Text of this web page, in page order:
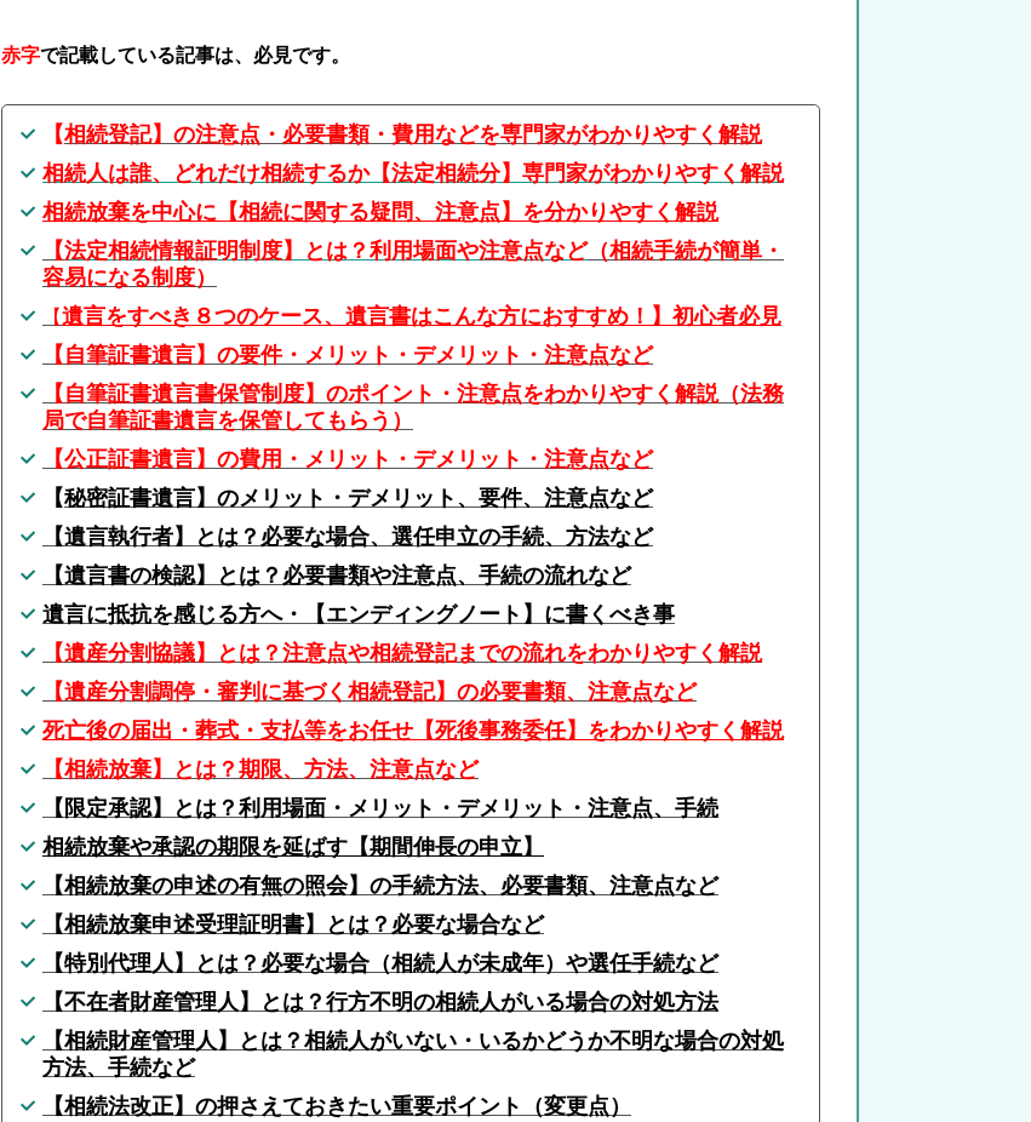
赤字で記載している記事は、必見です。
【相続登記】の注意点・必要書類・費用などを専門家がわかりやすく解説
相続人は誰、どれだけ相続するか【法定相続分】専門家がわかりやすく解説
相続放棄を中心に【相続に関する疑問、注意点】を分かりやすく解説
【法定相続情報証明制度】とは？利用場面や注意点など（相続手続が簡単・
容易になる制度）
【遺言をすべき８つのケース、遺言書はこんな方におすすめ！】 初心者必見
【 自筆証書遺言】の要件・メリット・デメリット・注意点など
【 自筆証書遺言書保管制度】のポイント・注意点をわかりやすく解説（法務
局で自筆証書遺言を保管してもらう）
【公正証書遺言】の費用・メリット・デメリット・注意点など
【秘密証書遺言】のメリット・デメリット、要件、注意点など
【遺言執行者】とは？必要な場合、選任申立の手続、方法など
【遺言書の検認】とは？必要書類や注意点、手続の流れなど
遺言に抵抗を感じる方へ・【エンディングノート】に書くべき事
【遺産分割協議】とは？注意点や相続登記までの流れをわかりやすく解説
【遺産分割調停・審判に基づく相続登記】の必要書類、注意点など
死亡後の届出・葬式・支払等をお任せ【死後事務委任】をわかりやすく解説
【相続放棄】とは？期限、方法、注意点など
【限定承認】とは？利用場面・メリット・デメリット・注意点、手続
相続放棄や承認の期限を延ばす【期間伸長の申立】
【相続放棄の申述の有無の照会】の手続方法、必要書類、注意点など
【相続放棄申述受理証明書】とは？必要な場合など
【特別代理人】とは？必要な場合（相続人が未成年）や選任手続など
【不在者財産管理人】とは？行方不明の相続人がいる場合の対処方法
【相続財産管理人】とは？相続人がいない・いるかどうか不明な場合の対処
方法、手続など
【相続法改正】の押さえておきたい重要ポイント（変更点）